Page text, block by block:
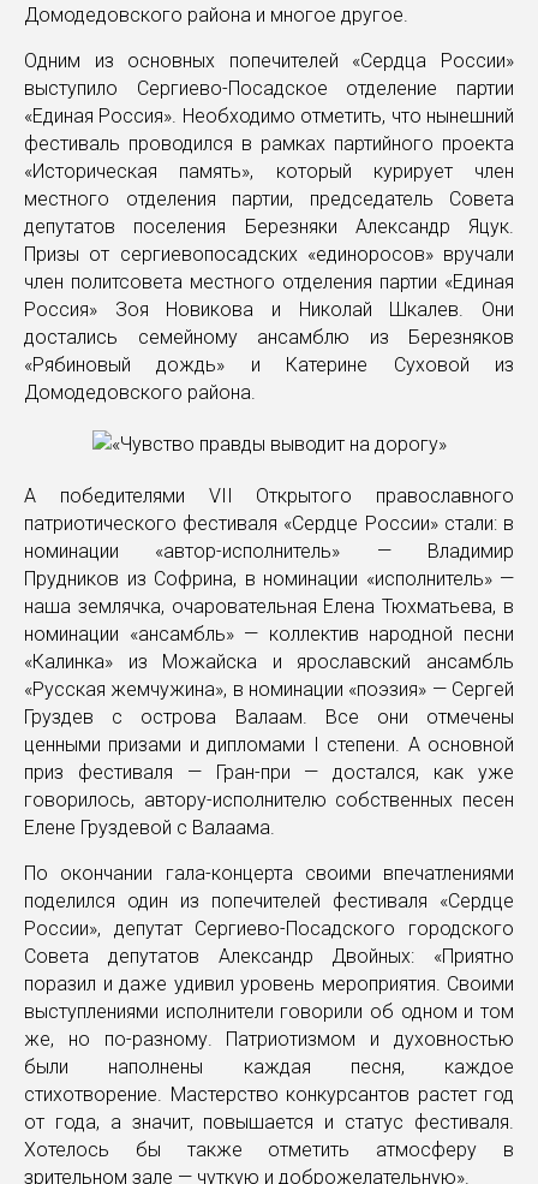
Домодедовского района и многое другое.
Одним из основных попечителей «Сердца России»
выступило Сергиево-Посадское отделение партии
«Единая Россия». Необходимо отметить, что нынешний
фестиваль проводился в рамках партийного проекта
«Историческая память», который курирует член
местного отделения партии, председатель Совета
депутатов поселения Березняки Александр Яцук.
Призы от сергиевопосадских «единоросов» вручали
член политсовета местного отделения партии «Единая
Россия» Зоя Новикова и Николай Шкалев. Они
достались семейному ансамблю из Березняков
«Рябиновый дождь» и Катерине Суховой из
Домодедовского района.
А победителями VII Открытого православного
патриотического фестиваля «Сердце России» стали: в
номинации «автор-исполнитель» — Владимир
Прудников из Софрина, в номинации «исполнитель» —
наша землячка, очаровательная Елена Тюхматьева, в
номинации «ансамбль» — коллектив народной песни
«Калинка» из Можайска и ярославский ансамбль
«Русская жемчужина», в номинации «поэзия» — Сергей
Груздев с острова Валаам. Все они отмечены
ценными призами и дипломами I степени. А основной
приз фестиваля — Гран-при — достался, как уже
говорилось, автору-исполнителю собственных песен
Елене Груздевой с Валаама.
По окончании гала-концерта своими впечатлениями
поделился один из попечителей фестиваля «Сердце
России», депутат Сергиево-Посадского городского
Совета депутатов Александр Двойных: «Приятно
поразил и даже удивил уровень мероприятия. Своими
выступлениями исполнители говорили об одном и том
же, но по-разному. Патриотизмом и духовностью
были наполнены каждая песня, каждое
стихотворение. Мастерство конкурсантов растет год
от года, а значит, повышается и статус фестиваля.
Хотелось бы также отметить атмосферу в
зрительном зале — чуткую и доброжелательную».